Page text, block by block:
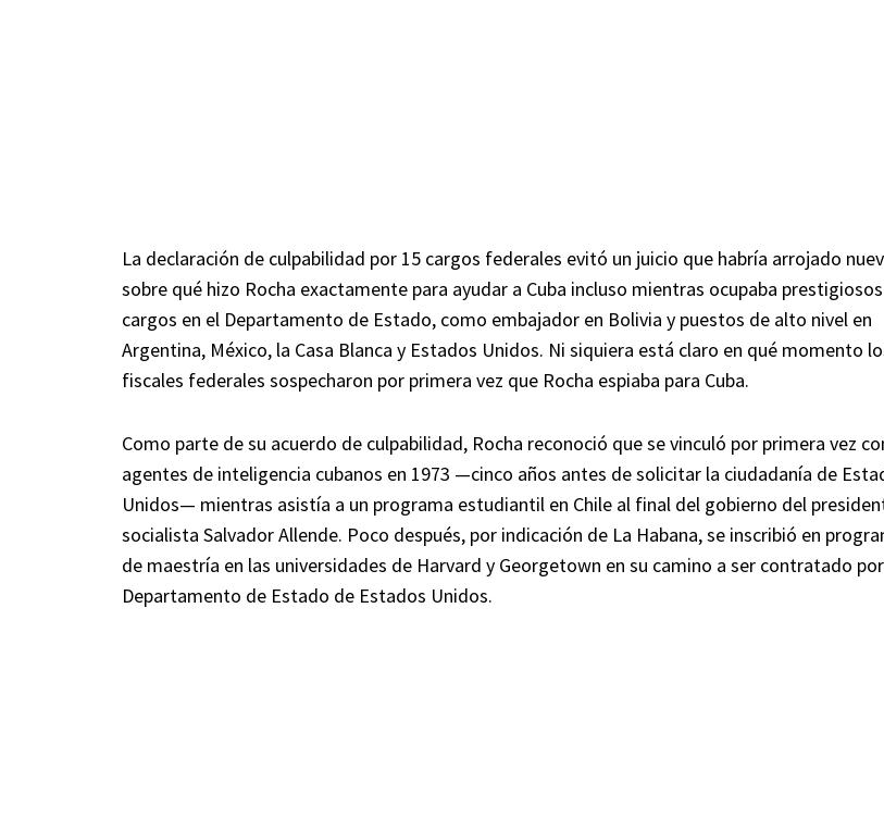
La declaración de culpabilidad por 15 cargos federales evitó un juicio que habría arrojado
sobre qué hizo Rocha exactamente para ayudar a Cuba incluso mientras ocupaba prestigiosos
cargos en el Departamento de Estado, como embajador en Bolivia y puestos de alto nivel en
Argentina, México, la Casa Blanca y Estados Unidos. Ni siquiera está claro en qué momento
fiscales federales sospecharon por primera vez que Rocha espiaba para Cuba.
Como parte de su acuerdo de culpabilidad, Rocha reconoció que se vinculó por primera vez
agentes de inteligencia cubanos en 1973 —cinco años antes de solicitar la ciudadanía de
Unidos— mientras asistía a un programa estudiantil en Chile al final del gobierno del
socialista Salvador Allende. Poco después, por indicación de La Habana, se inscribió en
de maestría en las universidades de Harvard y Georgetown en su camino a ser contratado
Departamento de Estado de Estados Unidos.